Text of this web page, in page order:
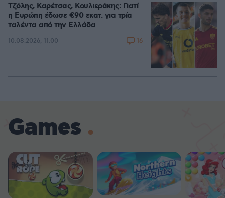
Τζόλης, Καρέτσας, Κουλιεράκης: Γιατί
η Ευρώπη έδωσε €90 εκατ. για τρία
ταλέντα από την Ελλάδα
10.08.2026, 11:00 16
Games